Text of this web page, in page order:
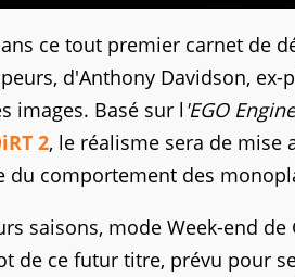
ce tout premier carnet de
d'Anthony Davidson,
images. Basé sur l 'EGO Engine
2, le réalisme sera de
du comportement des
saisons, mode Week-end
de ce futur titre, prévu pour